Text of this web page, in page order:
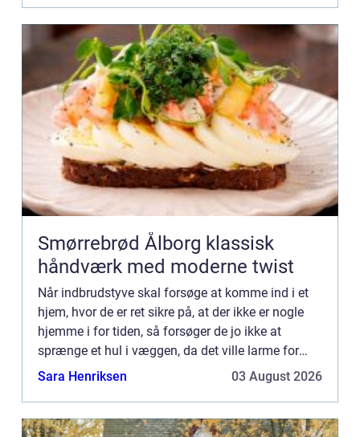
Smørrebrød Ålborg klassisk
håndværk med moderne twist
Når indbrudstyve skal forsøge at komme ind i et
hjem, hvor de er ret sikre på, at der ikke er nogle
hjemme i for tiden, så forsøger de jo ikke at
sprænge et hul i væggen, da det ville larme for
meget. De forsøger heller ikke som julemanden at
Sara Henriksen 03 August 2026